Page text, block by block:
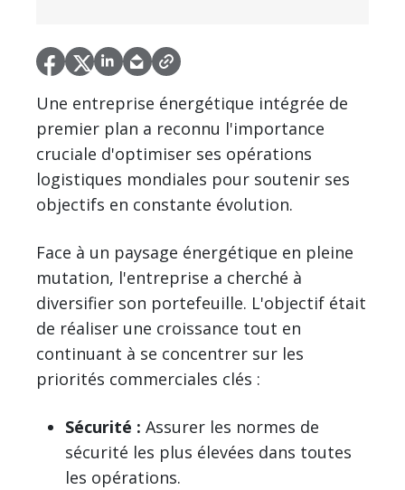
Une entreprise énergétique intégrée de
premier plan a reconnu l'importance
cruciale d'optimiser ses opérations
logistiques mondiales pour soutenir ses
objectifs en constante évolution.
Face à un paysage énergétique en pleine
mutation, l'entreprise a cherché à
diversifier son portefeuille. L'objectif était
de réaliser une croissance tout en
continuant à se concentrer sur les
priorités commerciales clés :
Sécurité : Assurer les normes de
sécurité les plus élevées dans toutes
les opérations.